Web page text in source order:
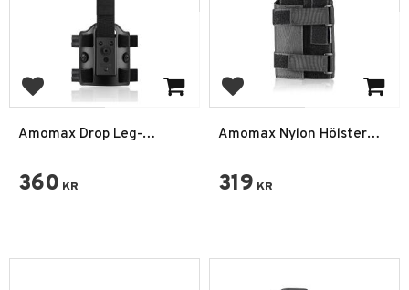
Add to favorites
Amomax Drop Leg-
360 KR
Add to favorites
Amomax Nylon Hölster
319 KR